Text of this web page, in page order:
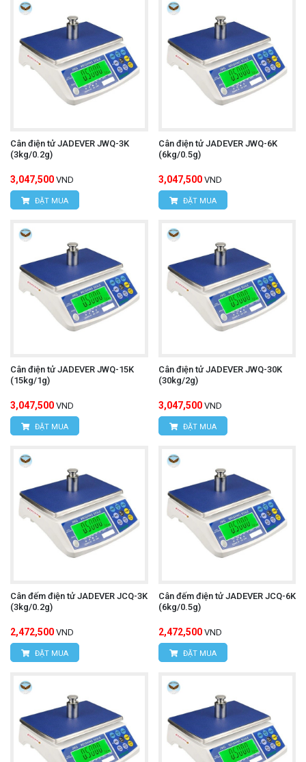
Cân điện tử JADEVER JWQ-3K
(3kg/0.2g)
3,047,500 VND
ĐẶT MUA
Cân điện tử JADEVER JWQ-6K
(6kg/0.5g)
3,047,500 VND
ĐẶT MUA
Cân điện tử JADEVER JWQ-15K
(15kg/1g)
3,047,500 VND
ĐẶT MUA
Cân điện tử JADEVER JWQ-30K
(30kg/2g)
3,047,500 VND
ĐẶT MUA
Cân đếm điện tử JADEVER JCQ-3K
(3kg/0.2g)
2,472,500 VND
ĐẶT MUA
Cân đếm điện tử JADEVER JCQ-6K
(6kg/0.5g)
2,472,500 VND
ĐẶT MUA